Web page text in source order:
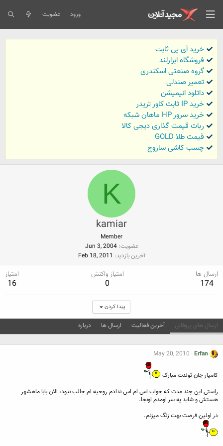
ورود عضویت
خرید آی پی ثابت
فروشگاه ابزارلند
گروه صنعتی اسکندری
تعمیر صندلی
داتلود انیمیشن
خرید IP ثابت کاور تریدر
خرید سرور HP ماهان شبکه
ربات قیمت گذاری دیجی کالا
قیمت طلا GOLD
چسب کاشی ساروج
K
kamiar
Member
عضویت Jun 3, 2004
آخرین بازدید Feb 18, 2011
ارسال ها
174
امتیاز واکنش
0
امتیاز
16
پیدا کردن
ارسال های پروفایل آخرین فعالیت ارسال ها درباره
Erfan
May 20, 2010
کامیار جان تولدت مبارک
راستی این چند مدت که جواب اس ام اس ندادم روحیه ام جالب نبود، الان بابا ماهشهر
هستش و شاید یه سر اومدم اونجا.
در اولین فرصت بهت زنگ میزنم.